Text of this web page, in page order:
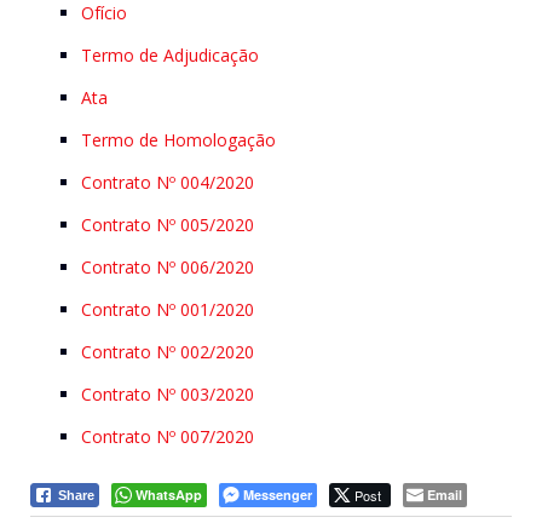
Ofício
Termo de Adjudicação
Ata
Termo de Homologação
Contrato Nº 004/2020
Contrato Nº 005/2020
Contrato Nº 006/2020
Contrato Nº 001/2020
Contrato Nº 002/2020
Contrato Nº 003/2020
Contrato Nº 007/2020
Share WhatsApp Messenger Post Email